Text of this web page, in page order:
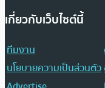
เกี่ยวกับเว็บไซต์นี้
ทีมงาน
นโยบายความเป็นส่วนตัว